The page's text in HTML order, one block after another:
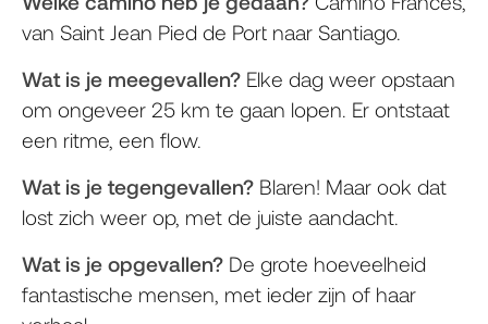
van Saint Jean Pied de Port naar Santiago.
Wat is je meegevallen? Elke dag weer opstaan
om ongeveer 25 km te gaan lopen. Er ontstaat
een ritme, een flow.
Wat is je tegengevallen? Blaren! Maar ook dat
lost zich weer op, met de juiste aandacht.
Wat is je opgevallen? De grote hoeveelheid
fantastische mensen, met ieder zijn of haar